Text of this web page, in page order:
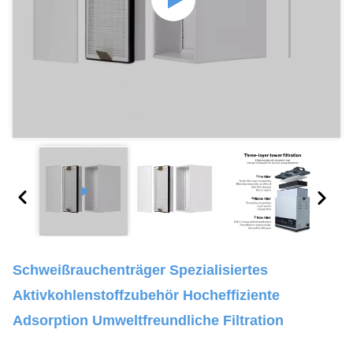
Schweißrauchenträger Spezialisiertes
Aktivkohlenstoffzubehör Hocheffiziente
Adsorption Umweltfreundliche Filtration